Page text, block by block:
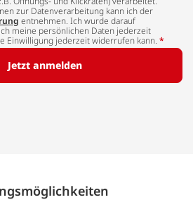
zur Datenverarbeitung kann ich der
entnehmen. Ich wurde darauf
meine persönlichen Daten jederzeit
Einwilligung jederzeit widerrufen kann. *
Jetzt anmelden